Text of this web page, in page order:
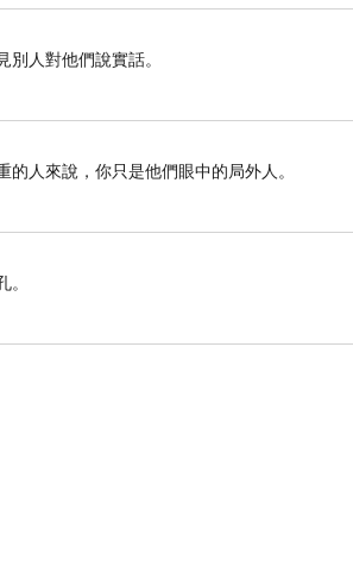
別人對他們說實話。
的人來說，你只是他們眼中的局外人。
。